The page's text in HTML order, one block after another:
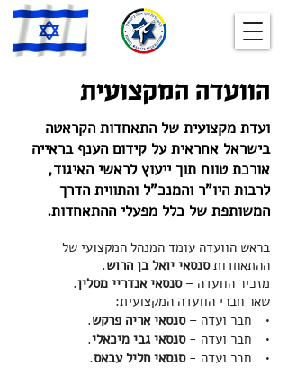
הוועדה המקצועית
ועדת מקצועית של התאחדות הקראטה
בישראל אחראית על קידום הענף בראייה
אורכת טווח תוך ייעוץ לראשי האיגוד,
לרבות היו"ר והמנכ"ל והתווית הדרך
המשותפת של כלל מפעלי ההתאחדות.
בראש הוועדה עומד המנהל המקצועי של
ההתאחדותסנסאי יואל בן הרוש.
מזכיר הוועדה –סנסאי אנדריי מסלין.
שאר חברי הוועדה המקצועית:
• חבר ועדה –סנסאי אריה פרקש.
• חבר ועדה -סנסאי גבי מיכאלי.
• חבר ועדה -סנסאי חליל עבאס.